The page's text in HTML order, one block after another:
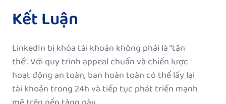
Kết Luận
LinkedIn bị khóa tài khoản không phải là “tận
thế”. Với quy trình appeal chuẩn và chiến lược
hoạt động an toàn, bạn hoàn toàn có thể lấy lại
tài khoản trong 24h và tiếp tục phát triển mạnh